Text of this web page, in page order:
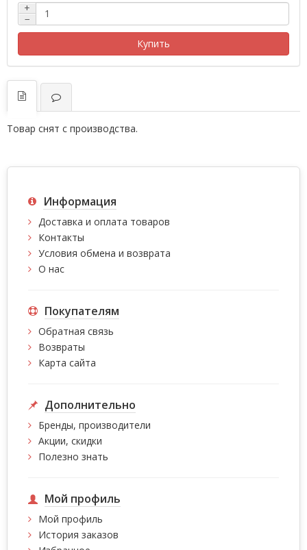
+
−
Купить
Товар снят с производства.
Информация
Доставка и оплата товаров
Контакты
Условия обмена и возврата
О нас
Покупателям
Обратная связь
Возвраты
Карта сайта
Дополнительно
Бренды, производители
Акции, скидки
Полезно знать
Мой профиль
Мой профиль
История заказов